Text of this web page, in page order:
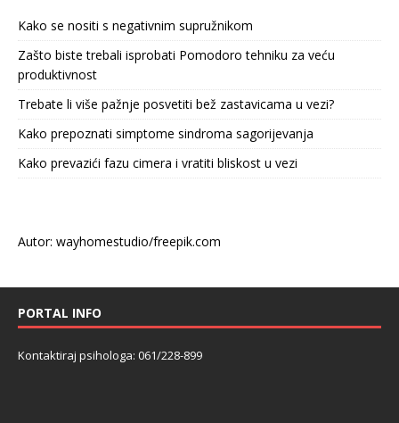
Kako se nositi s negativnim supružnikom
Zašto biste trebali isprobati Pomodoro tehniku za veću
produktivnost
Trebate li više pažnje posvetiti bež zastavicama u vezi?
Kako prepoznati simptome sindroma sagorijevanja
Kako prevazići fazu cimera i vratiti bliskost u vezi
Autor: wayhomestudio/freepik.com
PORTAL INFO
Kontaktiraj psihologa: 061/228-899